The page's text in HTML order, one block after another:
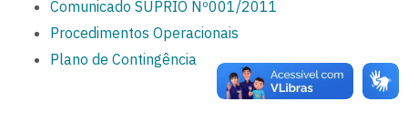
Comunicado SUPRIO Nº001/2011
Procedimentos Operacionais
Plano de Contingência